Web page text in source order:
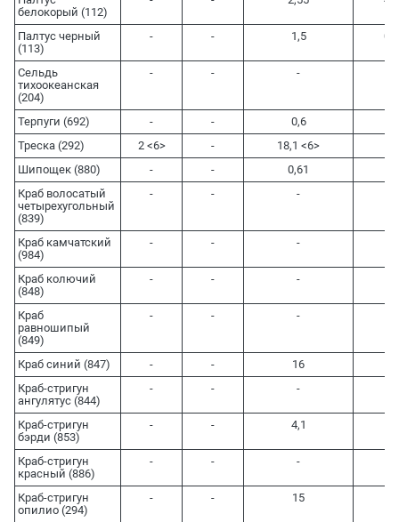
белокорый (112)
Палтус черный
(113)
- - 1,5 0,6
Сельдь
тихоокеанская
(204)
- - -
Терпуги (692) - - 0,6
Треска (292)
2 <6> - 18,1 <6>
Шипощек (880)
- - 0,61
Краб волосатый
четырехугольный
(839)
- - -
Краб камчатский
(984)
- - -
Краб колючий
(848)
- - -
Краб
равношипый
(849)
- - -
Краб синий (847) - - 16
Краб-стригун
ангулятус (844)
- - -
Краб-стригун
бэрди (853)
- - 4,1
Краб-стригун
красный (886)
- - -
Краб-стригун
опилио (294)
- - 15